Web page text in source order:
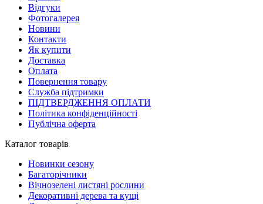
Відгуки
Фотогалерея
Новини
Контакти
Як купити
Доставка
Оплата
Повернення товару
Служба підтримки
ПІДТВЕРДЖЕННЯ ОПЛАТИ
Політика конфіденційності
Публічна оферта
Каталог товарів
Новинки сезону
Багаторічники
Вічнозелені листяні рослини
Декоративні дерева та кущі